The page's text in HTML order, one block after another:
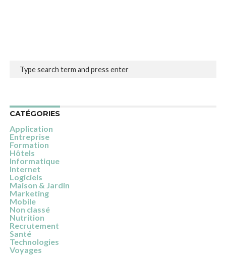
CATÉGORIES
Application
Entreprise
Formation
Hôtels
Informatique
Internet
Logiciels
Maison & Jardin
Marketing
Mobile
Non classé
Nutrition
Recrutement
Santé
Technologies
Voyages